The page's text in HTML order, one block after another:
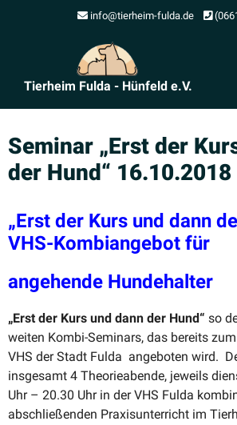
info@tierheim-fulda.de
Tierheim Fulda - Hünfeld e.V.
Seminar „Erst der
der Hund“ 16.10.2018
„Erst der Kurs und dann
VHS-Kombi­an­gebot für
angehende Hunde­halter
„Erst der Kurs und dann der Hund“ so
weiten Kombi-Seminars, das bereits
VHS der Stadt Fulda angeboten wird.
insgesamt 4 Theorie­abende, jeweils
Uhr – 20.30 Uhr in der VHS Fulda
abschlie­ßenden Praxis­un­ter­richt im